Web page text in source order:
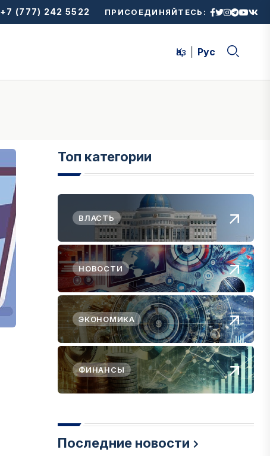
+7 (777) 242 5522 ПРИСОЕДИНЯЙТЕСЬ:
Қаз Рус
Топ категории
ВЛАСТЬ
НОВОСТИ
ЭКОНОМИКА
ФИНАНСЫ
Последние новости